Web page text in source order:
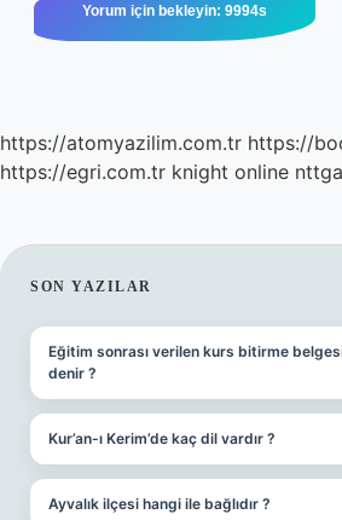
https://atomyazilim.com.tr https://
https://egri.com.tr knight online
SIDEBAR
SON YAZILAR
Eğitim sonrası verilen kurs bitirme
denir ?
Kur’an-ı Kerim’de kaç dil vardır ?
Ayvalık ilçesi hangi ile bağlıdır ?